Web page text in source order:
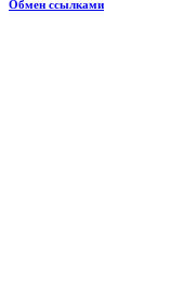
Обмен ссылками